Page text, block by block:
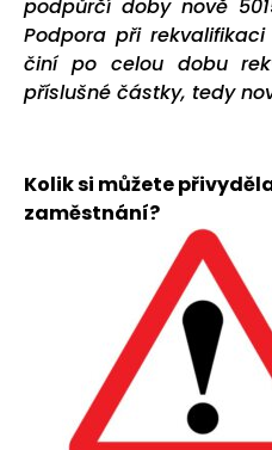
podpůrčí doby nově
Podpora při
činí po celou dobu
příslušné částky, tedy
Kolik si můžete
zaměstnání?